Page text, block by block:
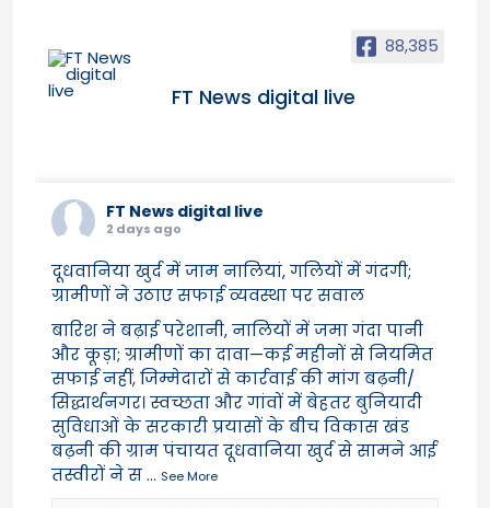
88,385
FT News digital live
FT News digital live
2 days ago
दूधवानिया खुर्द में जाम नालियां, गलियों में गंदगी;
ग्रामीणों ने उठाए सफाई व्यवस्था पर सवाल
बारिश ने बढ़ाई परेशानी, नालियों में जमा गंदा पानी
और कूड़ा; ग्रामीणों का दावा—कई महीनों से नियमित
सफाई नहीं, जिम्मेदारों से कार्रवाई की मांग बढ़नी/
सिद्धार्थनगर। स्वच्छता और गांवों में बेहतर बुनियादी
सुविधाओं के सरकारी प्रयासों के बीच विकास खंड
बढ़नी की ग्राम पंचायत दूधवानिया खुर्द से सामने आई
तस्वीरों ने स... See More